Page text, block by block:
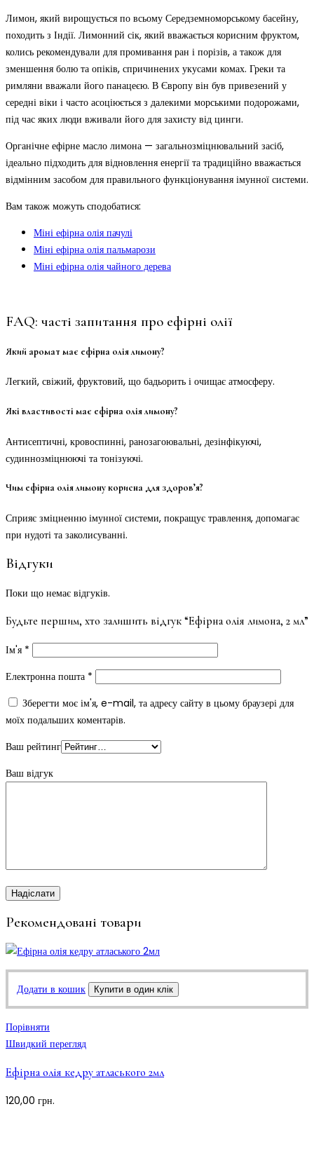
Лимон, який вирощується по всьому Середземноморському басейну,
походить з Індії. Лимонний сік, який вважається корисним фруктом,
колись рекомендували для промивання ран і порізів, а також для
зменшення болю та опіків, спричинених укусами комах. Греки та
римляни вважали його панацеєю. В Європу він був привезений у
середні віки і часто асоціюється з далекими морськими подорожами,
під час яких люди вживали його для захисту від цинги.
Органічне ефірне масло лимона — загальнозміцнювальний засіб,
ідеально підходить для відновлення енергії та традиційно вважається
відмінним засобом для правильного функціонування імунної системи.
Вам також можуть сподобатися:
Міні ефірна олія пачулі
Міні ефірна олія пальмарози
Міні ефірна олія чайного дерева
FAQ: часті запитання про ефірні олії
Який аромат має ефірна олія лимону?
Легкий, свіжий, фруктовий, що бадьорить і очищає атмосферу.
Які властивості має ефірна олія лимону?
Антисептичні, кровоспинні, ранозагоювальні, дезінфікуючі,
судиннозміцнюючі та тонізуючі.
Чим ефірна олія лимону корисна для здоров’я?
Сприяє зміцненню імунної системи, покращує травлення, допомагає
при нудоті та заколисуванні.
Відгуки
Поки що немає відгуків.
Будьте першим, хто залишить відгук “Ефірна олія лимона, 2 мл”
Ім'я *
Електронна пошта *
Зберегти моє ім'я, e-mail, та адресу сайту в цьому браузері для
моїх подальших коментарів.
Ваш рейтинг
Ваш відгук
Рекомендовані товари
Додати в кошик Купити в один клік
Порівняти
Швидкий перегляд
Ефірна олія кедру атласького 2мл
120,00 грн.